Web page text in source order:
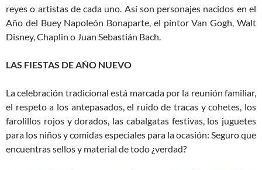
reyes o artistas de cada uno. Así son personajes nacidos en el
Año del Buey Napoleón Bonaparte, el pintor Van Gogh, Walt
Disney, Chaplin o Juan Sebastián Bach.
LAS FIESTAS DE AÑO NUEVO
La celebración tradicional está marcada por la reunión familiar,
el respeto a los antepasados, el ruido de tracas y cohetes, los
farolillos rojos y dorados, las cabalgatas festivas, los juguetes
para los niños y comidas especiales para la ocasión: Seguro que
encuentras sellos y material de todo ¿verdad?